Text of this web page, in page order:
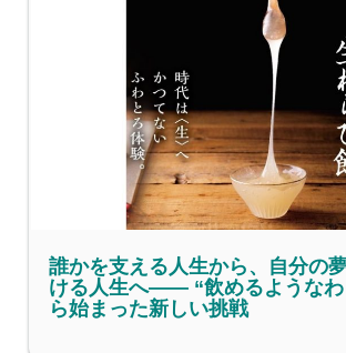
誰かを支える人生から、自分の
ける人生へ—— “飲めるようなわ
ら始まった新しい挑戦